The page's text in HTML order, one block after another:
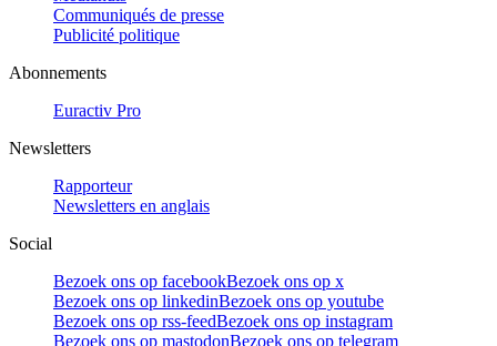
Communiqués de presse
Publicité politique
Abonnements
Euractiv Pro
Newsletters
Rapporteur
Newsletters en anglais
Social
Bezoek ons op facebookBezoek ons op x
Bezoek ons op linkedinBezoek ons op youtube
Bezoek ons op rss-feedBezoek ons op instagram
Bezoek ons op mastodonBezoek ons op telegram